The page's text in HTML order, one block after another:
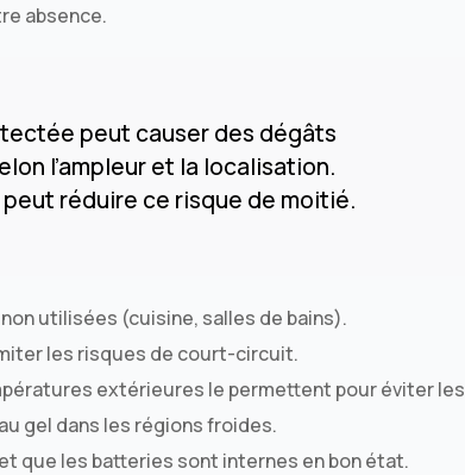
absence.
peut causer des dégâts
l’ampleur et la localisation.
réduire ce risque de moitié.
utilisées (cuisine, salles de bains).
les risques de court-circuit.
extérieures le permettent pour éviter les
gel dans les régions froides.
que les batteries sont internes en bon état.